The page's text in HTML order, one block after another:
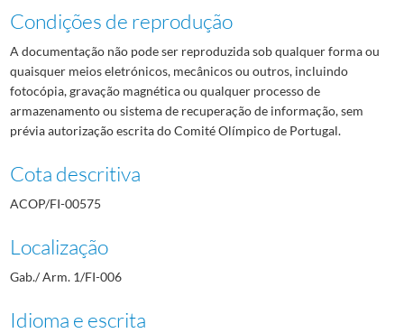
Condições de reprodução
A documentação não pode ser reproduzida sob qualquer forma ou
quaisquer meios eletrónicos, mecânicos ou outros, incluindo
fotocópia, gravação magnética ou qualquer processo de
armazenamento ou sistema de recuperação de informação, sem
prévia autorização escrita do Comité Olímpico de Portugal.
Cota descritiva
ACOP/FI-00575
Localização
Gab./ Arm. 1/FI-006
Idioma e escrita